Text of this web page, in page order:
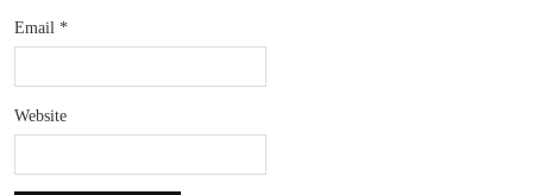
Email *
Website